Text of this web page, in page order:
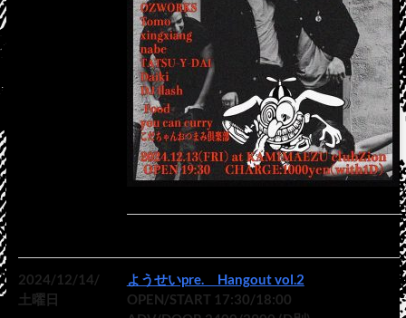
2024/12/14/
土曜日
ようせいpre. Hangout vol.2
OPEN/START 17:30/18:00